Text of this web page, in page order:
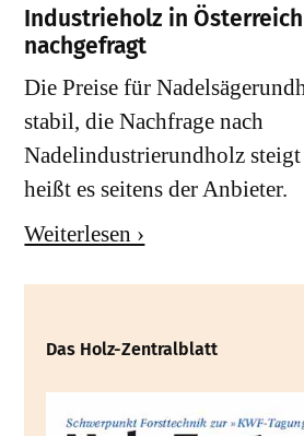
Industrieholz in
nachgefragt
Die Preise für
stabil, die Nachfrage nach
Nadelindustrierundholz
heißt es seitens der Anbieter.
Weiterlesen ›
Das Holz-Zentralblatt